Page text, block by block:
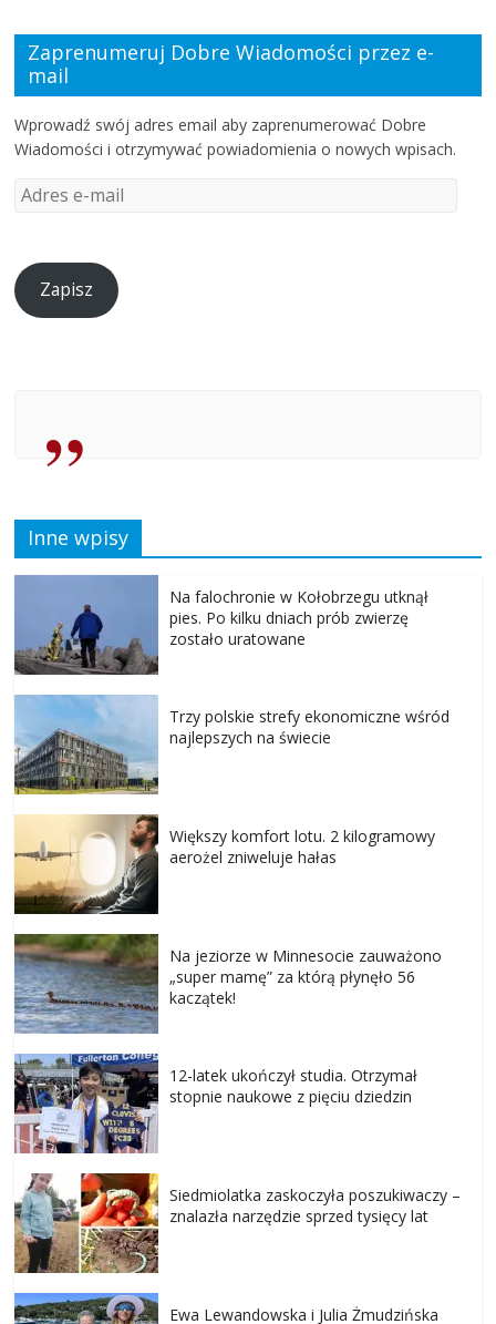
Zaprenumeruj Dobre Wiadomości przez e-
mail
Wprowadź swój adres email aby zaprenumerować Dobre
Wiadomości i otrzymywać powiadomienia o nowych wpisach.
Zapisz
Inne wpisy
Na falochronie w Kołobrzegu utknął
pies. Po kilku dniach prób zwierzę
zostało uratowane
Trzy polskie strefy ekonomiczne wśród
najlepszych na świecie
Większy komfort lotu. 2 kilogramowy
aerożel zniweluje hałas
Na jeziorze w Minnesocie zauważono
„super mamę” za którą płynęło 56
kaczątek!
12-latek ukończył studia. Otrzymał
stopnie naukowe z pięciu dziedzin
Siedmiolatka zaskoczyła poszukiwaczy –
znalazła narzędzie sprzed tysięcy lat
Ewa Lewandowska i Julia Żmudzińska